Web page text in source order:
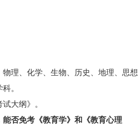
理、化学、生物、历史、地理、思想
。
大纲》。
否免考《教育学》和《教育心理